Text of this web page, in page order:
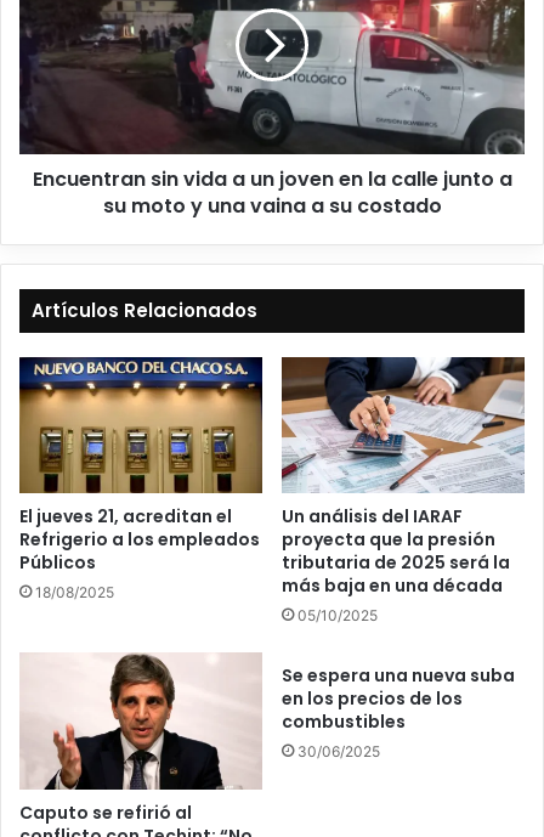
Encuentran sin vida a un joven en la calle junto a
su moto y una vaina a su costado
Artículos Relacionados
El jueves 21, acreditan el
Refrigerio a los empleados
Públicos
18/08/2025
Un análisis del IARAF
proyecta que la presión
tributaria de 2025 será la
más baja en una década
05/10/2025
Caputo se refirió al
Se espera una nueva suba
en los precios de los
combustibles
30/06/2025